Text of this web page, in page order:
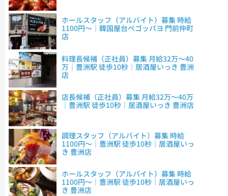
ホールスタッフ（アルバイト）募集 時給
1100円～｜韓国屋台ペゴッパヨ 門前仲町
店
料理長候補（正社員）募集 月給32万～40
万｜豊洲駅 徒歩10秒｜居酒屋いっき 豊洲
店
店長候補（正社員）募集 月給32万～40万
｜豊洲駅 徒歩10秒｜居酒屋いっき 豊洲店
調理スタッフ（アルバイト）募集 時給
1100円～｜豊洲駅 徒歩10秒｜居酒屋いっ
き 豊洲店
ホールスタッフ（アルバイト）募集 時給
1100円～｜豊洲駅 徒歩10秒｜居酒屋いっ
き 豊洲店